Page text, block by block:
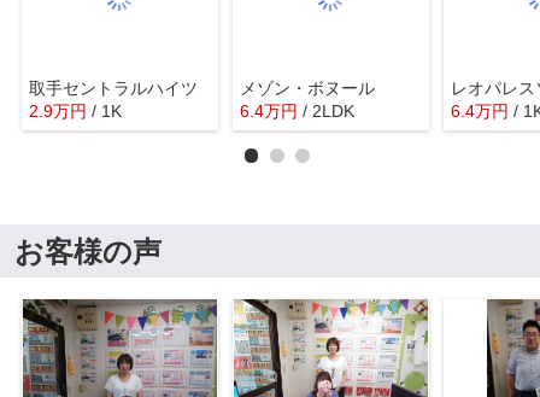
取手セントラルハイツ
2.9万円 / 1K
メゾン・ボヌール
6.4万円 / 2LDK 6.4万円 /
お客様の声